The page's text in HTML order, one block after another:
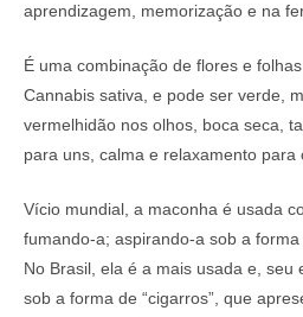
aprendizagem, memorização e na
É uma combinação de flores e
Cannabis sativa, e pode ser verde,
vermelhidão nos olhos, boca seca,
para uns, calma e relaxamento para
Vício mundial, a maconha é usada
fumando-a; aspirando-a sob a
No Brasil, ela é a mais usada e, seu
sob a forma de “cigarros”, que